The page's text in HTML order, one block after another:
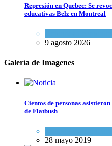
Represión en Quebec: Se
educativas Belz en Montreal
9 agosto 2026
Galería de Imagenes
Cientos de personas
de Flatbush
28 mayo 2019